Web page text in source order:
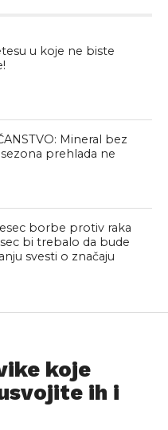
u koje ne biste
Mineral bez
prehlada ne
borbe protiv raka
bi trebalo da bude
svesti o značaju
koje
ih i